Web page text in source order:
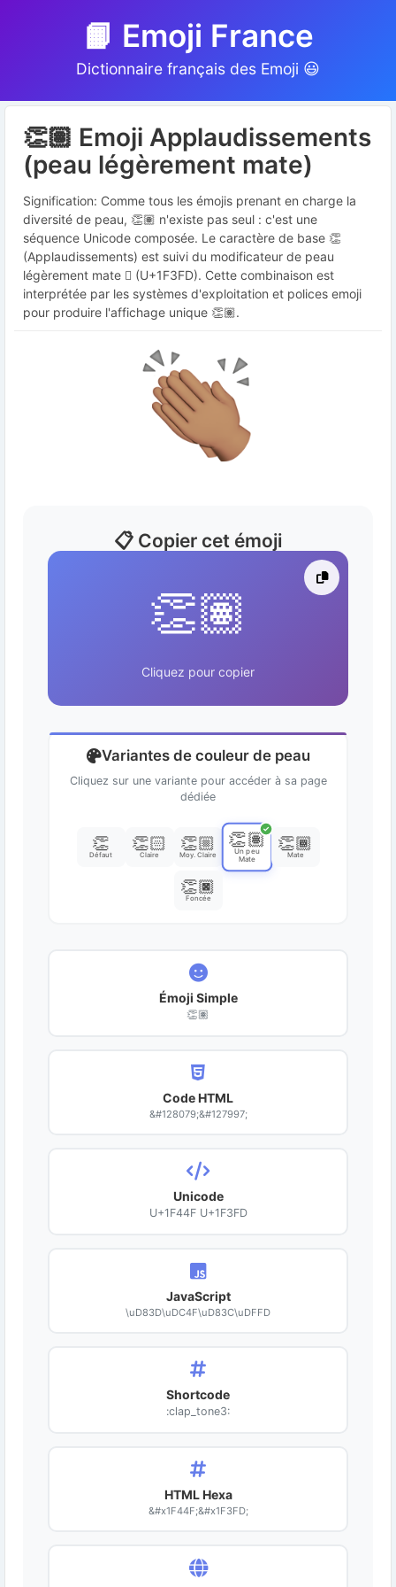
📙 Emoji France
Dictionnaire français des Emoji 😃
👏🏽 Emoji Applaudissements
(peau légèrement mate)
Signification: Comme tous les émojis prenant en charge la
diversité de peau, 👏🏽 n'existe pas seul : c'est une
séquence Unicode composée. Le caractère de base 👏
(Applaudissements) est suivi du modificateur de peau
légèrement mate 🏽 (U+1F3FD). Cette combinaison est
interprétée par les systèmes d'exploitation et polices emoji
pour produire l'affichage unique 👏🏽.
📋 Copier cet émoji
👏🏽
Cliquez pour copier
Variantes de couleur de peau
Cliquez sur une variante pour accéder à sa page
dédiée
👏
Défaut
👏🏻
Claire
👏🏼
Moy. Claire
✓
👏🏽
Un peu
Mate
👏🏾
Mate
👏🏿
Foncée
Émoji Simple
👏🏽
Code HTML
&#128079;&#127997;
Unicode
U+1F44F U+1F3FD
JavaScript
\uD83D\uDC4F\uD83C\uDFFD
Shortcode
:clap_tone3:
HTML Hexa
&#x1F44F;&#x1F3FD;